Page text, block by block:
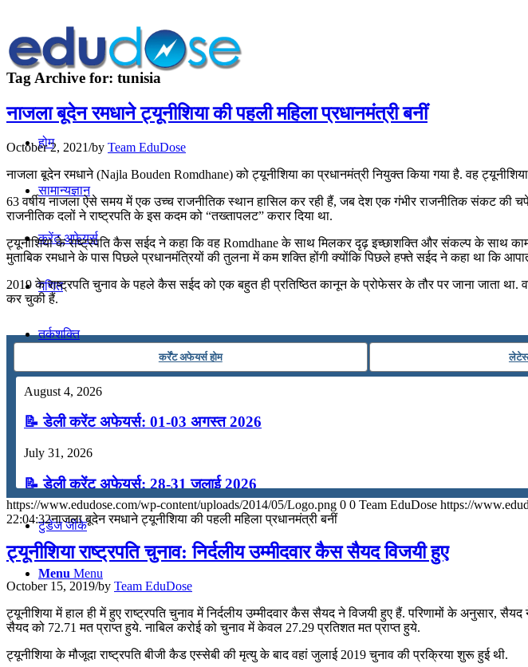
होम
सामान्यज्ञान
करेंट अफेयर्स
गणित
तर्कशक्ति
अंग्रेजी
मॉक टेस्ट
टुडेज जीके
Menu Menu
Tag Archive for: tunisia
नाजला बूदेन रमधाने ट्यूनीशिया की पहली महिला प्रधानमंत्री बनीं
October 2, 2021/by Team EduDose
नाजला बूदेन रमधाने (Najla Bouden Romdhane) को ट्यूनीशिया का प्रधानमंत्री नियुक्त किया गया है. वह
63 वर्षीय नाजला ऐसे समय में एक उच्च राजनीतिक स्थान हासिल कर रही हैं, जब देश एक गंभीर राजनीतिक संकट की
राजनीतिक दलों ने राष्ट्रपति के इस कदम को “तख्तापलट” करार दिया था.
ट्यूनीशिया के राष्ट्रपति कैस सईद ने कहा कि वह Romdhane के साथ मिलकर दृढ़ इच्छाशक्ति और संकल्प के साथ
मुताबिक रमधाने के पास पिछले प्रधानमंत्रियों की तुलना में कम शक्ति होंगी क्योंकि पिछले हफ्ते सईद ने कहा था कि
2019 के राष्ट्रपति चुनाव के पहले कैस सईद को एक बहुत ही प्रतिष्ठित कानून के प्रोफेसर के तौर पर जाना जाता था.
कर चुकी हैं.
कर्रेंट अफेयर्स होम
August 4, 2026
📝 डेली करेंट अफेयर्स: 01-03 अगस्त 2026
July 31, 2026
📝 डेली करेंट अफेयर्स: 28-31 जुलाई 2026
July 28, 2026
📝 डेली करेंट अफेयर्स: 25-27 जुलाई 2026
July 25, 2026
📝 डेली करेंट अफेयर्स: 22-24 जुलाई 2026
https://www.edudose.com/wp-content/uploads/2014/05/Logo.png 0 0 Team EduDose https://
22:04:32नाजला बूदेन रमधाने ट्यूनीशिया की पहली महिला प्रधानमंत्री बनीं
ट्यूनीशिया राष्ट्रपति चुनाव: निर्दलीय उम्मीदवार कैस सैयद विजयी हुए
October 15, 2019/by Team EduDose
ट्यूनीशिया में हाल ही में हुए राष्ट्रपति चुनाव में निर्दलीय उम्मीदवार कैस सैयद ने विजयी हुए हैं. परिणामों के अनुसार,
सैयद को 72.71 मत प्राप्त हुये. नाबिल करोई को चुनाव में केवल 27.29 प्रतिशत मत प्राप्त हुये.
ट्यूनीशिया के मौजूदा राष्ट्रपति बीजी कैड एस्सेबी की मृत्यु के बाद वहां जुलाई 2019 चुनाव की प्रक्रिया शुरू हुई थी.